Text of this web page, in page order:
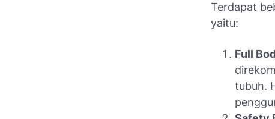
Terdapat
yaitu:
Full
tubuh.